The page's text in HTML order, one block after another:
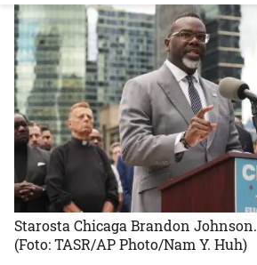
Starosta Chicaga Brandon Johnson.
(Foto: TASR/AP Photo/Nam Y. Huh)